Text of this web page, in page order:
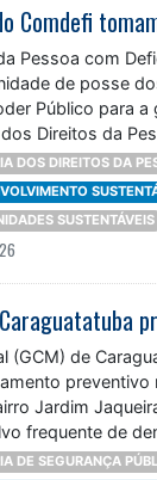
Pessoa com
de posse
Público para
Direitos da
DOS DIREITOS DA
SUSTENTÁVEIS
(GCM) de
preventivo
Jardim
frequente de
DE SEGURANÇA